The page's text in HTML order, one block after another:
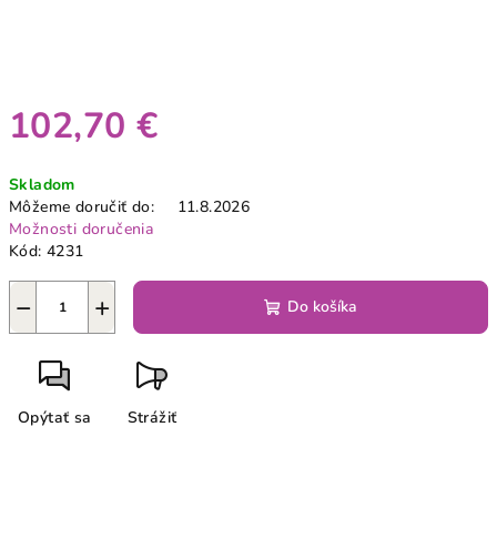
102,70 €
cena:
Skladom
Môžeme doručiť do:
11.8.2026
Možnosti doručenia
Kód: 4231
+
− Do košíka
Opýtať sa Strážiť